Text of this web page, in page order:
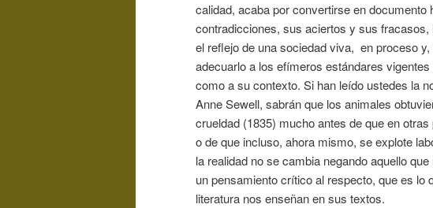
calidad, acaba por convertirse en
contradicciones, sus aciertos y sus
el reflejo de una sociedad viva, en proceso
adecuarlo a los efímeros estándares
como a su contexto. Si han leído ustedes la
Anne Sewell, sabrán que los animales
crueldad (1835) mucho antes de que en
o de que incluso, ahora mismo, se explote
la realidad no se cambia negando aquello
un pensamiento crítico al respecto, que es lo
literatura nos enseñan en sus textos.